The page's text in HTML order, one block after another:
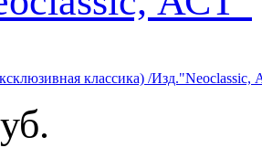
классика) /